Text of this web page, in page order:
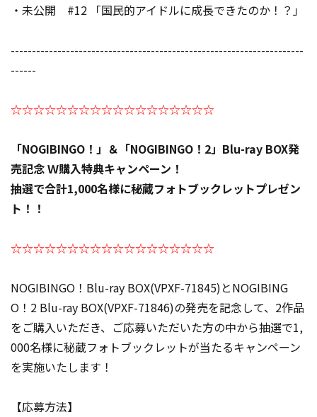
・未公開 #12 「国民的アイドルに成長できたのか！？」
---------------------------------------------------------------------
------
☆☆☆☆☆☆☆☆☆☆☆☆☆☆☆☆☆☆
「NOGIBINGO！」＆「NOGIBINGO！2」Blu-ray BOX発
売記念 Ｗ購入特典キャンペーン！
抽選で合計1,000名様に秘蔵フォトブックレットプレゼン
ト！！
☆☆☆☆☆☆☆☆☆☆☆☆☆☆☆☆☆☆
NOGIBINGO！Blu-ray BOX(VPXF-71845)とNOGIBING
O！2 Blu-ray BOX(VPXF-71846)の発売を記念して、2作品
をご購入いただき、ご応募いただいた方の中から抽選で1,
000名様に秘蔵フォトブックレットが当たるキャンペーン
を実施いたします！
【応募方法】